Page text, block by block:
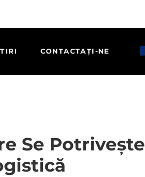
CONTACTAȚI-NE
Se Potrivește